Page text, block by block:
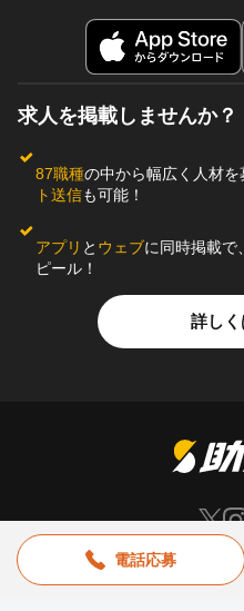
電話応募
求人を掲載しませんか？
87職種の中から幅広く人材を
ト送信も可能！
アプリ と ウェブに同時掲載で
ピール！
詳し
お問い合わせ
助太刀
プライバシーポリシー